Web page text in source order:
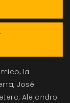
la
José
Alejandro